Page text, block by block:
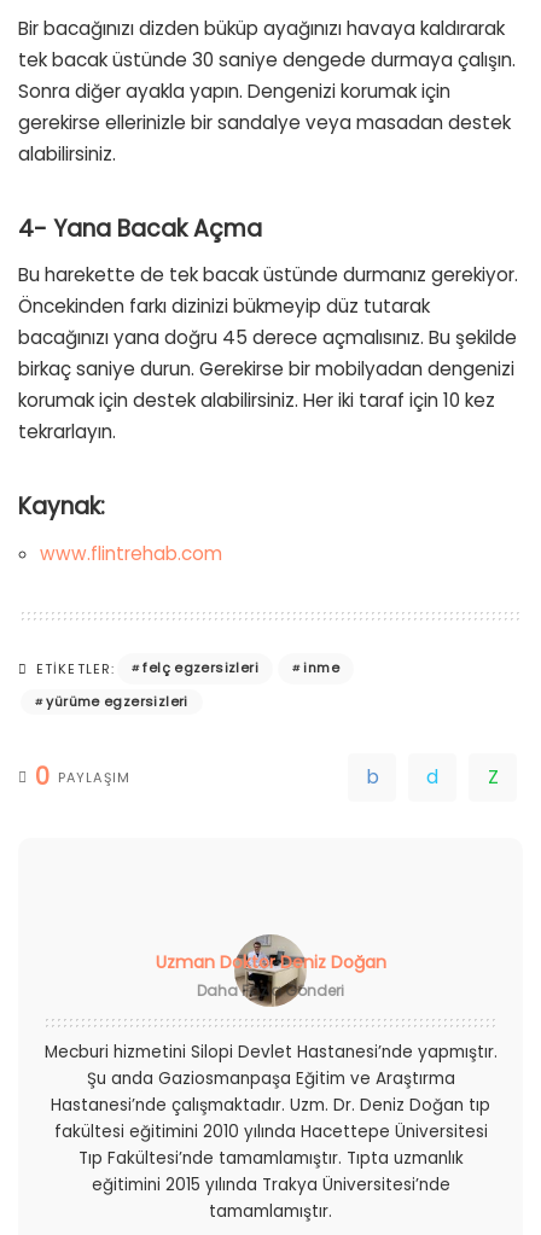
Bir bacağınızı dizden büküp ayağınızı havaya kaldırarak
tek bacak üstünde 30 saniye dengede durmaya çalışın.
Sonra diğer ayakla yapın. Dengenizi korumak için
gerekirse ellerinizle bir sandalye veya masadan destek
alabilirsiniz.
4- Yana Bacak Açma
Bu harekette de tek bacak üstünde durmanız gerekiyor.
Öncekinden farkı dizinizi bükmeyip düz tutarak
bacağınızı yana doğru 45 derece açmalısınız. Bu şekilde
birkaç saniye durun. Gerekirse bir mobilyadan dengenizi
korumak için destek alabilirsiniz. Her iki taraf için 10 kez
tekrarlayın.
Kaynak:
www.flintrehab.com
ETIKETLER: felç egzersizleri
inme
yürüme egzersizleri
0 PAYLAŞIM
Uzman Doktor Deniz Doğan
Daha Fazla Gönderi
Mecburi hizmetini Silopi Devlet Hastanesi’nde yapmıştır.
Şu anda Gaziosmanpaşa Eğitim ve Araştırma
Hastanesi’nde çalışmaktadır. Uzm. Dr. Deniz Doğan tıp
fakültesi eğitimini 2010 yılında Hacettepe Üniversitesi
Tıp Fakültesi’nde tamamlamıştır. Tıpta uzmanlık
eğitimini 2015 yılında Trakya Üniversitesi’nde
tamamlamıştır.